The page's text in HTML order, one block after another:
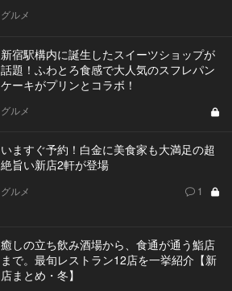
グルメ
新宿駅構内に誕生したスイーツショップが
話題！ふわとろ食感で大人気のスフレパン
ケーキがプリンとコラボ！
グルメ
いますぐ予約！白金に美食家も大満足の超
絶旨い新店2軒が登場
グルメ 1
癒しの立ち飲み酒場から、食通が通う鮨店
まで。最旬レストラン12店を一挙紹介【新
店まとめ・冬】